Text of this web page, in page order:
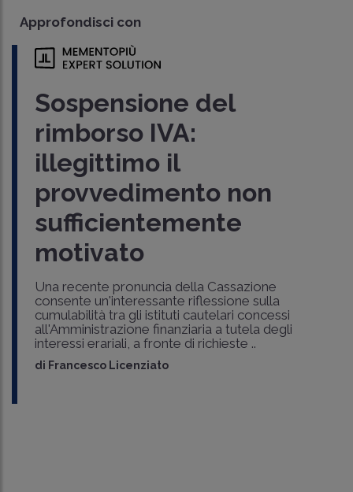
Approfondisci con
Sospensione del
rimborso IVA:
illegittimo il
provvedimento non
sufficientemente
motivato
Una recente pronuncia della Cassazione
consente un'interessante riflessione sulla
cumulabilità tra gli istituti cautelari concessi
all'Amministrazione finanziaria a tutela degli
interessi erariali, a fronte di richieste ..
di Francesco Licenziato